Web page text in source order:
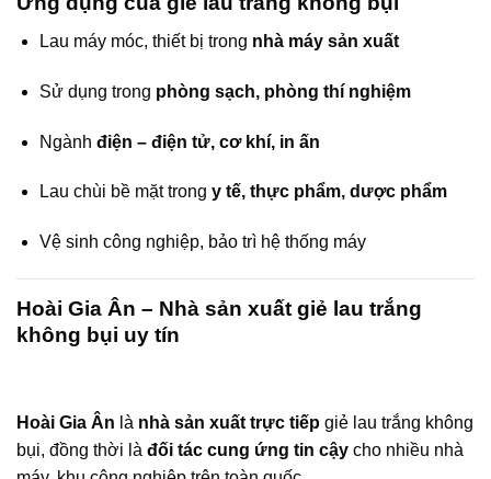
Lau máy móc, thiết bị trong nhà máy sản xuất
Sử dụng trong phòng sạch, phòng thí nghiệm
Ngành điện – điện tử, cơ khí, in ấn
Lau chùi bề mặt trong y tế, thực phẩm, dược phẩm
Vệ sinh công nghiệp, bảo trì hệ thống máy
Hoài Gia Ân – Nhà sản xuất giẻ lau trắng
không bụi uy tín
Hoài Gia Ân là nhà sản xuất trực tiếp giẻ lau trắng không
bụi, đồng thời là đối tác cung ứng tin cậy cho nhiều nhà